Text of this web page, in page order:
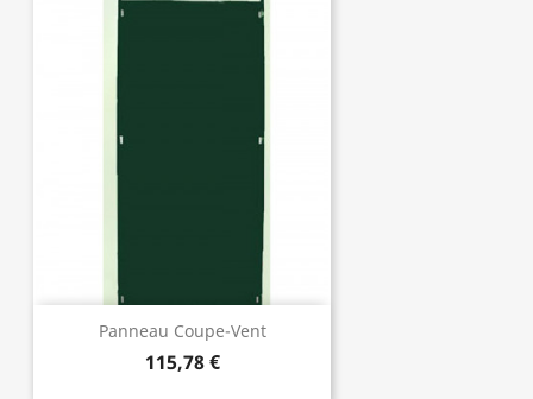
Panneau Coupe-Vent
115,78 €